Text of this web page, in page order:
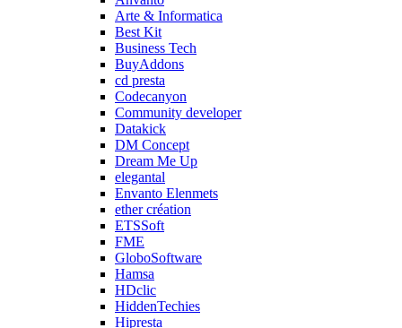
Arte & Informatica
Best Kit
Business Tech
BuyAddons
cd presta
Codecanyon
Community developer
Datakick
DM Concept
Dream Me Up
elegantal
Envanto Elenmets
ether création
ETSSoft
FME
GloboSoftware
Hamsa
HDclic
HiddenTechies
Hipresta